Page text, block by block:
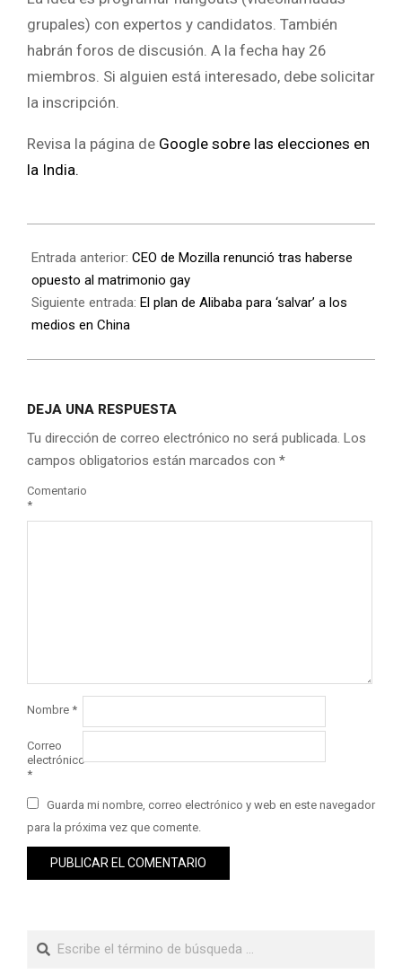
grupales) con expertos y candidatos. También
habrán foros de discusión. A la fecha hay 26
miembros. Si alguien está interesado, debe solicitar
la inscripción.
Revisa la página de Google sobre las elecciones en
la India.
Entrada anterior: CEO de Mozilla renunció tras haberse
opuesto al matrimonio gay
Siguiente entrada: El plan de Alibaba para ‘salvar’ a los
medios en China
DEJA UNA RESPUESTA
Tu dirección de correo electrónico no será publicada. Los
campos obligatorios están marcados con *
Comentario
*
Nombre *
Correo
electrónico
*
Guarda mi nombre, correo electrónico y web en este navegador
para la próxima vez que comente.